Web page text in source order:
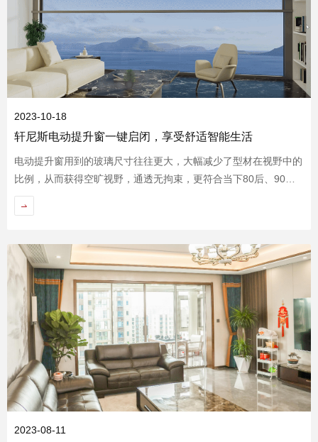
2023-10-18
轩尼斯电动提升窗一键启闭，享受舒适智能生活
电动提升窗用到的玻璃尺寸往往更大，大幅减少了型材在视野中的
比例，从而获得空旷视野，通透无拘束，更符合当下80后、90
后，甚至00后年轻一代的时尚风格。轩尼斯电动提升窗作为一款高
科技智能窗户，在设计、功能和优势等方面都给人留下深刻印象。
2023-08-11